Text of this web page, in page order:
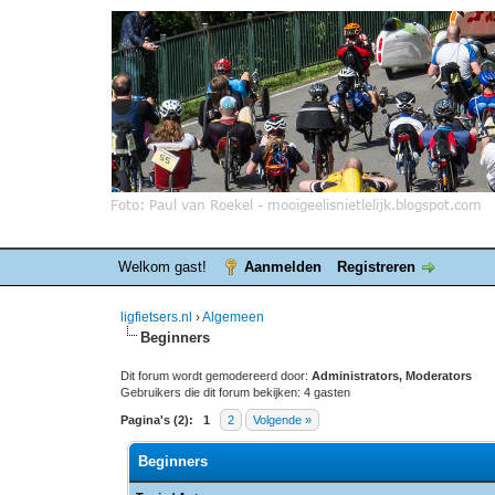
Welkom gast! Aanmelden Registreren
ligfietsers.nl ›Algemeen
Beginners
Dit forum wordt gemodereerd door:Administrators, Moderators
Gebruikers die dit forum bekijken: 4 gasten
Pagina's (2): 1 2 Volgende »
Beginners